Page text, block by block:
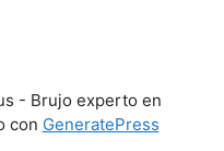
- Brujo experto en
con GeneratePress